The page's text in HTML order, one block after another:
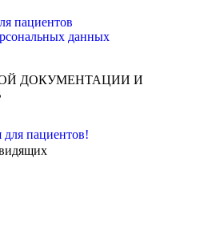
пациентов
данных
ДОКУМЕНТАЦИИ И
пациентов!